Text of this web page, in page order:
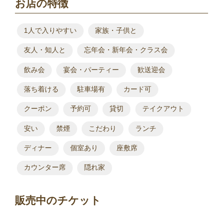
お店の特徴
1人で入りやすい 家族・子供と
友人・知人と 忘年会・新年会・クラス会
飲み会 宴会・パーティー 歓送迎会
落ち着ける 駐車場有 カード可
クーポン 予約可 貸切 テイクアウト
安い 禁煙 こだわり ランチ
ディナー 個室あり 座敷席
カウンター席 隠れ家
販売中のチケット